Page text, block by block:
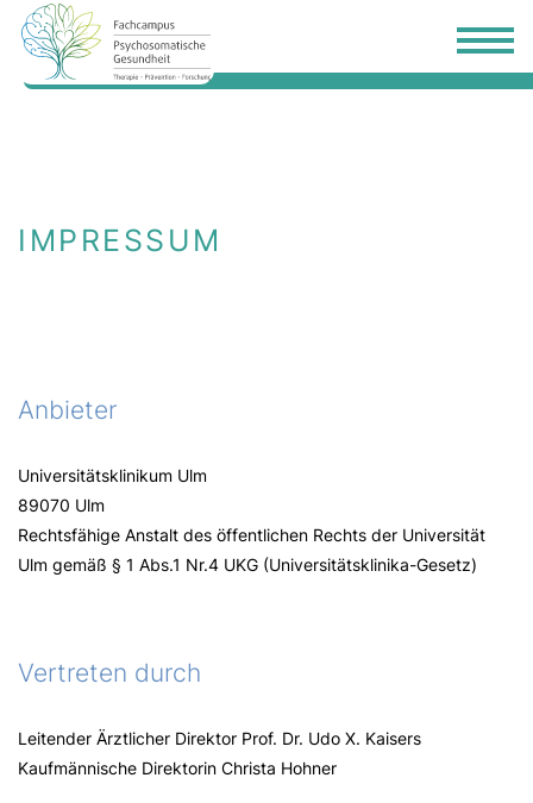
IMPRESSUM
Anbieter
Universitätsklinikum Ulm
89070 Ulm
Rechtsfähige Anstalt des öffentlichen Rechts der Universität
Ulm gemäß § 1 Abs.1 Nr.4 UKG (Universitätsklinika-Gesetz)
Vertreten durch
Leitender Ärztlicher Direktor Prof. Dr. Udo X. Kaisers
Kaufmännische Direktorin Christa Hohner